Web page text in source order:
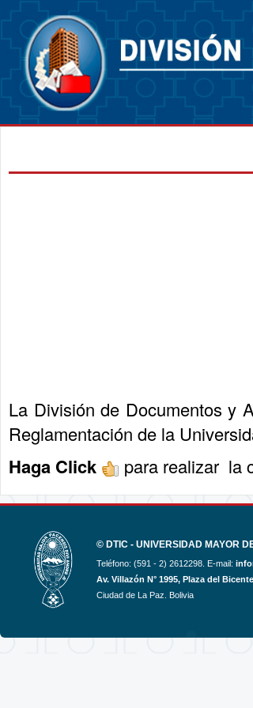
La División de Documentos y
Reglamentación de la
Haga Click para realizar la
© DTIC - UNIVERSIDAD MAYOR
Teléfono: (591 - 2) 2612298. E-mail:
Av. Villazón N° 1995, Plaza del
Ciudad de La Paz. Bolivia